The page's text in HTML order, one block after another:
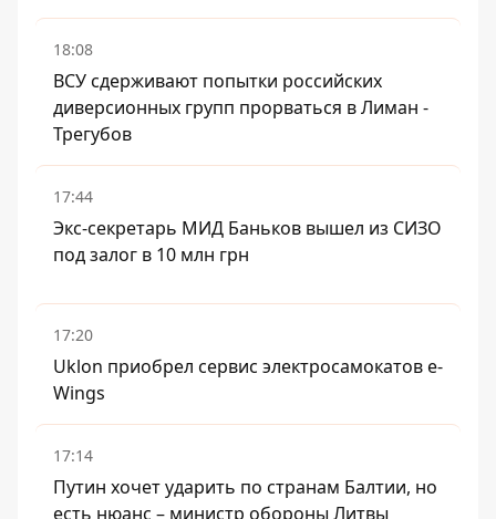
18:08
ВСУ сдерживают попытки российских
диверсионных групп прорваться в Лиман -
Трегубов
17:44
Экс-секретарь МИД Баньков вышел из СИЗО
под залог в 10 млн грн
17:20
Uklon приобрел сервис электросамокатов e-
Wings
17:14
Путин хочет ударить по странам Балтии, но
есть нюанс – министр обороны Литвы